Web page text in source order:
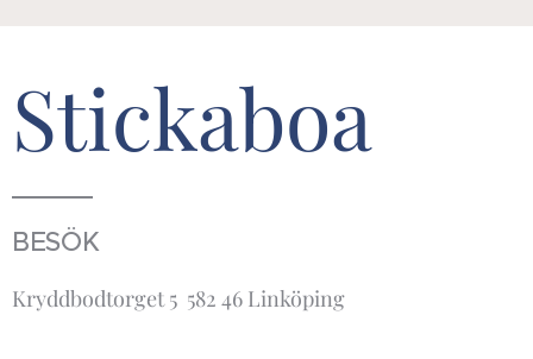
Stickaboa
BESÖK
Kryddbodtorget 5 582 46 Linköping